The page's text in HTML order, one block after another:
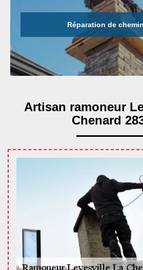
Réparation de
Artisan ramoneur
Chenard